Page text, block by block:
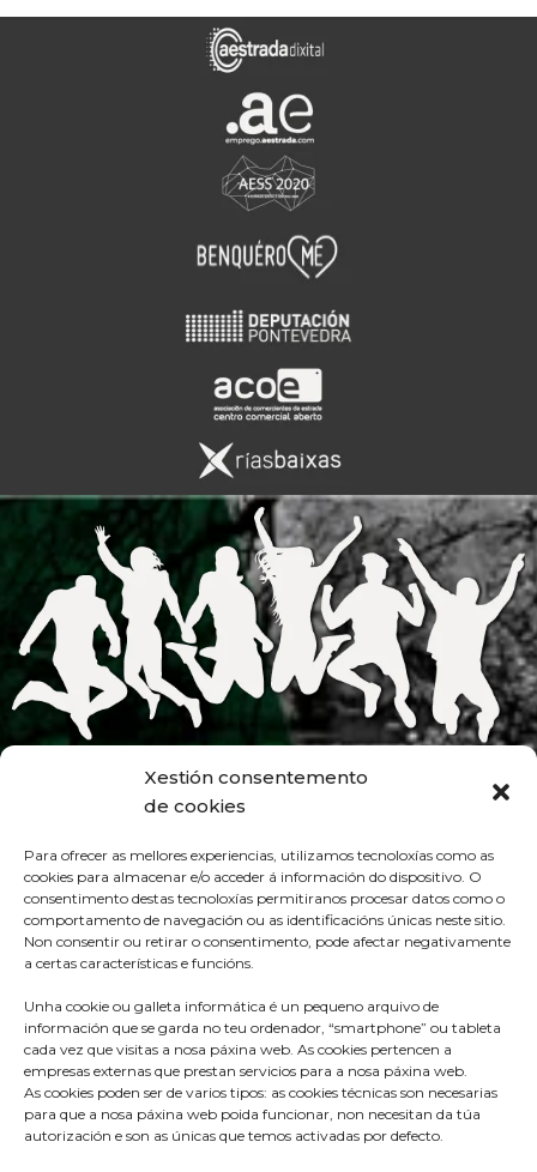
Xestión consentemento
de cookies
Para ofrecer as mellores experiencias, utilizamos tecnoloxías como as
cookies para almacenar e/o acceder á información do dispositivo. O
consentimento destas tecnoloxías permitiranos procesar datos como o
comportamento de navegación ou as identificacións únicas neste sitio.
Non consentir ou retirar o consentimento, pode afectar negativamente
a certas características e funcións.
Unha cookie ou galleta informática é un pequeno arquivo de
información que se garda no teu ordenador, “smartphone” ou tableta
cada vez que visitas a nosa páxina web. As cookies pertencen a
empresas externas que prestan servicios para a nosa páxina web.
As cookies poden ser de varios tipos: as cookies técnicas son necesarias
para que a nosa páxina web poida funcionar, non necesitan da túa
autorización e son as únicas que temos activadas por defecto.